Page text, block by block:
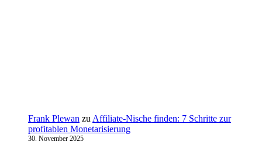
Frank Plewan zu Affiliate-Nische finden: 7 Schritte zur
profitablen Monetarisierung
30. November 2025